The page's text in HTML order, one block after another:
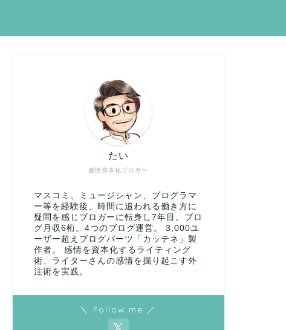
感情資本化ブロガー
たい
マスコミ、ミュージシャン、プログラマ
ー等を経験後、時間に追われる働き方に
疑問を感じブロガーに転身し7年目。ブロ
グ月収6桁。4つのブログ運営。 3,000ユ
ーザー超えブログパーツ「カッテネ」製
作者。 感情を資本化するライティング
術、ライターさんの感情を掘り起こす外
注術を実践。
＼ Follow me ／